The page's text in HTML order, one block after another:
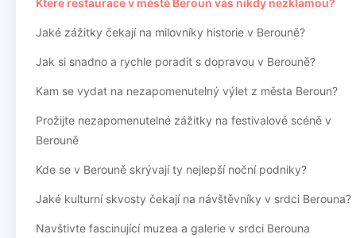
Jaké zážitky čekají na milovníky historie v Berouně?
Jak si snadno a rychle poradit s dopravou v Berouně?
Kam se vydat na nezapomenutelný výlet z města Beroun?
Prožijte nezapomenutelné zážitky na festivalové scéně v
Berouně
Kde se v Berouně skrývají ty nejlepší noční podniky?
Jaké kulturní skvosty čekají na návštěvníky v srdci Berouna?
Navštivte fascinující muzea a galerie v srdci Berouna